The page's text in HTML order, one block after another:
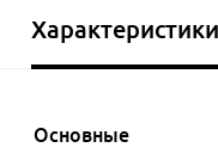
Характеристики
Основные